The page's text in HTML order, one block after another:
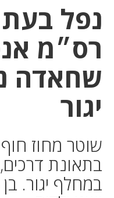
נפל
רס״מ
שחאדה
יגור
שוטר מחוז
בתאונת